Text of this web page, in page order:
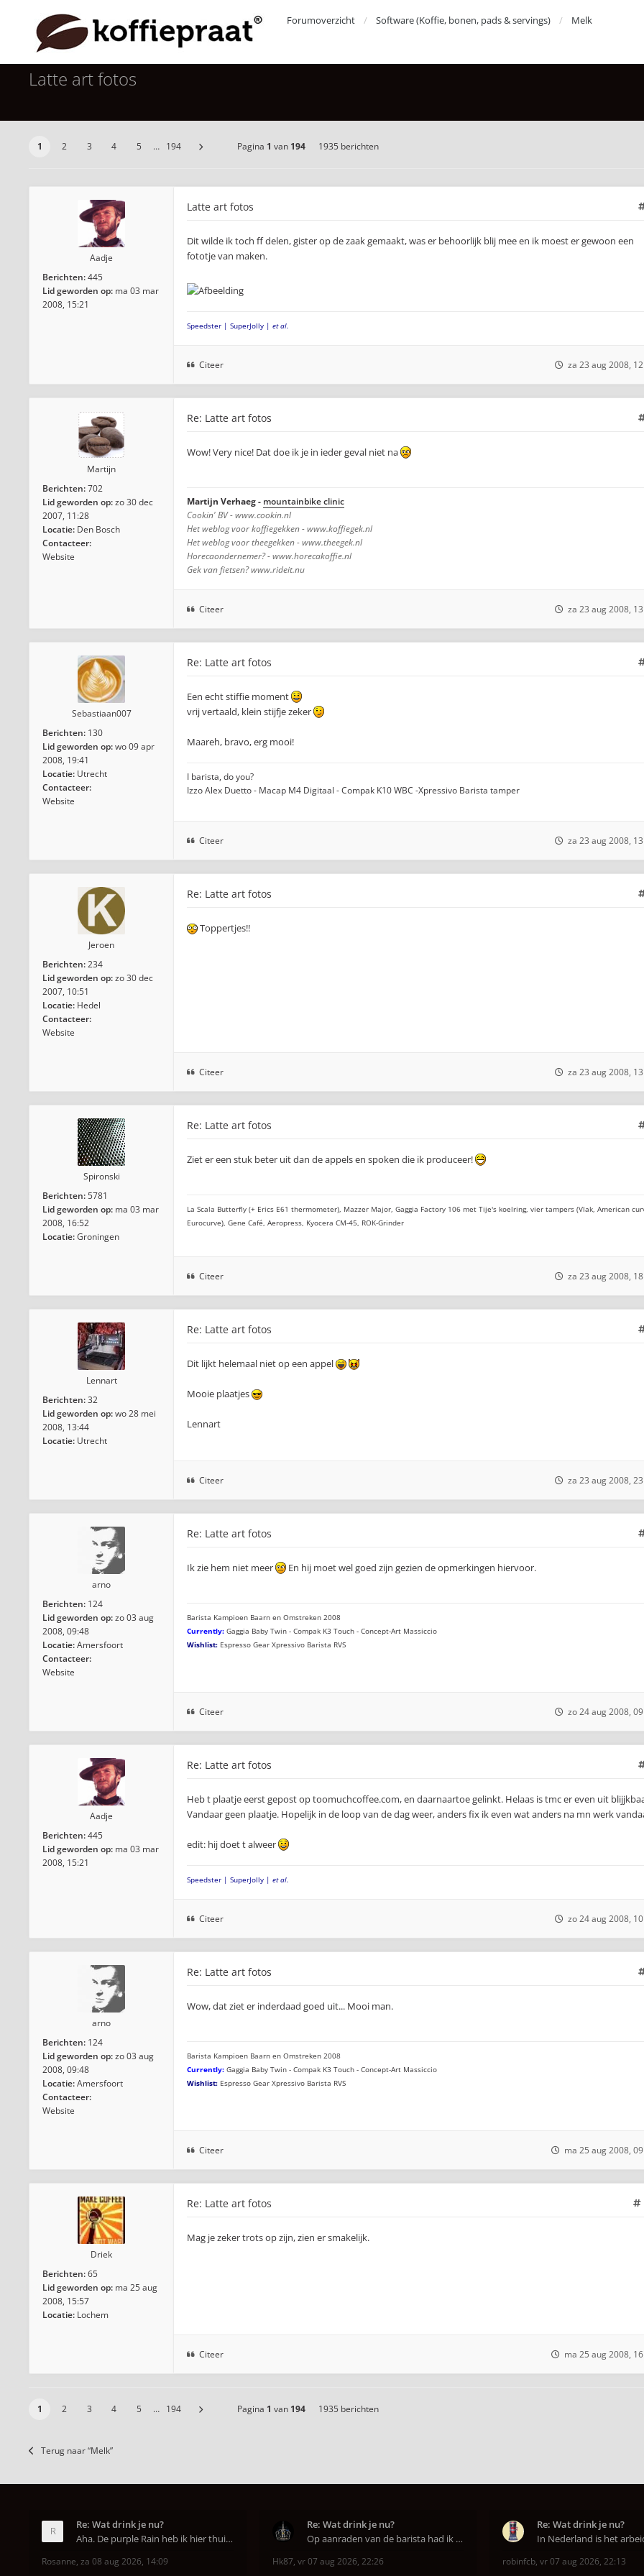
Forumoverzicht Software (Koffie, bonen, pads & servings) Melk
Latte art fotos
1 2 3 4 5 … 194 Pagina 1 van 194 1935 berichten
Aadje
Berichten:445
Lid geworden op: ma 03 mar
2008, 15:21
Latte art fotos
Dit wilde ik toch ff delen, gister op de zaak gemaakt, was er behoorlijk blij mee en ik moest er gewoon een
fototje van maken.
Speedster | SuperJolly | et al.
Citeer za 23 aug 2008,
Martijn
Berichten:702
Lid geworden op:zo 30 dec
2007, 11:28
Locatie: Den Bosch
Contacteer:
Website
Re: Latte art fotos
Wow! Very nice! Dat doe ik je in ieder geval niet na
Martijn Verhaeg - mountainbike clinic
Cookin' BV - www.cookin.nl
Het weblog voor koffiegekken - www.koffiegek.nl
Het weblog voor theegekken - www.theegek.nl
Horecaondernemer? - www.horecakoffie.nl
Gek van fietsen? www.rideit.nu
Citeer za 23 aug 2008,
Sebastiaan007
Berichten: 130
Lid geworden op:wo 09 apr
2008, 19:41
Locatie: Utrecht
Contacteer:
Website
Re: Latte art fotos
Een echt stiffie moment
vrij vertaald, klein stijfje zeker
Maareh, bravo, erg mooi!
I barista, do you?
Izzo Alex Duetto - Macap M4 Digitaal - Compak K10 WBC -Xpressivo Barista tamper
Citeer za 23 aug 2008,
Jeroen
Berichten:234
Lid geworden op:zo 30 dec
2007, 10:51
Locatie: Hedel
Contacteer:
Website
Re: Latte art fotos
Toppertjes!!
Citeer za 23 aug 2008,
Spironski
Berichten:5781
Lid geworden op: ma 03 mar
2008, 16:52
Locatie:Groningen
Re: Latte art fotos
Ziet er een stuk beter uit dan de appels en spoken die ik produceer!
La Scala Butterfly (+ Erics E61 thermometer), Mazzer Major, Gaggia Factory 106 met Tije's koelring, vier tampers (Vlak, American
Eurocurve), Gene Café, Aeropress, Kyocera CM-45, ROK-Grinder
Citeer za 23 aug 2008,
Lennart
Berichten:32
Lid geworden op:wo 28 mei
2008, 13:44
Locatie: Utrecht
Re: Latte art fotos
Dit lijkt helemaal niet op een appel
Mooie plaatjes
Lennart
Citeer za 23 aug 2008,
arno
Berichten: 124
Lid geworden op:zo 03 aug
2008, 09:48
Locatie:Amersfoort
Contacteer:
Website
Re: Latte art fotos
Ik zie hem niet meer En hij moet wel goed zijn gezien de opmerkingen hiervoor.
Barista Kampioen Baarn en Omstreken 2008
Currently: Gaggia Baby Twin - Compak K3 Touch - Concept-Art Massiccio
Wishlist: Espresso Gear Xpressivo Barista RVS
Citeer zo 24 aug 2008,
Aadje
Berichten:445
Lid geworden op: ma 03 mar
2008, 15:21
Re: Latte art fotos
Heb t plaatje eerst gepost op toomuchcoffee.com, en daarnaartoe gelinkt. Helaas is tmc er even uit
Vandaar geen plaatje. Hopelijk in de loop van de dag weer, anders fix ik even wat anders na mn werk
edit: hij doet t alweer
Speedster | SuperJolly | et al.
Citeer zo 24 aug 2008,
arno
Berichten: 124
Lid geworden op:zo 03 aug
2008, 09:48
Locatie:Amersfoort
Contacteer:
Website
Re: Latte art fotos
Wow, dat ziet er inderdaad goed uit... Mooi man.
Barista Kampioen Baarn en Omstreken 2008
Currently: Gaggia Baby Twin - Compak K3 Touch - Concept-Art Massiccio
Wishlist: Espresso Gear Xpressivo Barista RVS
Citeer ma 25 aug 2008,
Driek
Berichten:65
Lid geworden op: ma 25 aug
2008, 15:57
Locatie: Lochem
Re: Latte art fotos
Mag je zeker trots op zijn, zien er smakelijk.
Citeer ma 25 aug 2008,
1 2 3 4 5 … 194 Pagina 1 van 194 1935 berichten
Terug naar “Melk”
Re: Wat drink je nu?
Aha. De purple Rain heb ik hier thuis ook op de mo
Rosanne, za 08 aug 2026, 14:09
Re: Wat drink je nu?
Op aanraden van de barista had ik Purple Rain maa
Hk87, vr 07 aug 2026, 22:26
Re: Wat drink je nu?
robinfcb, vr 07 aug 2026, 22:13